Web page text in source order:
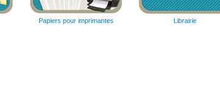
Papiers pour imprimantes Librairie